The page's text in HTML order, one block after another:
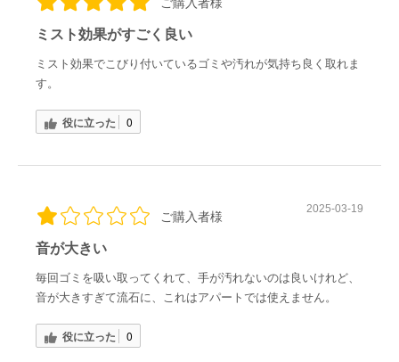
ミスト効果がすごく良い
ミスト効果でこびり付いているゴミや汚れが気持ち良く取れま
す。
役に立った 0
ご購入者様
2025-03-19
音が大きい
毎回ゴミを吸い取ってくれて、手が汚れないのは良いけれど、
音が大きすぎて流石に、これはアパートでは使えません。
役に立った 0